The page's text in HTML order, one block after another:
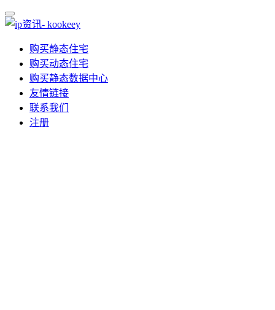
购买静态住宅
购买动态住宅
购买静态数据中心
友情链接
联系我们
注册